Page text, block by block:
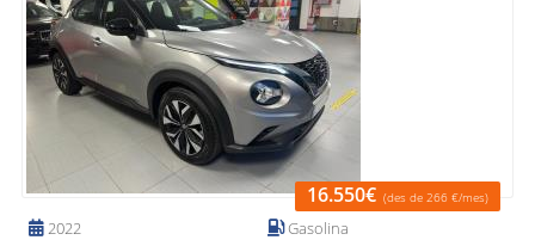
16.550€ (des de 266 €/mes)
2022
Gasolina